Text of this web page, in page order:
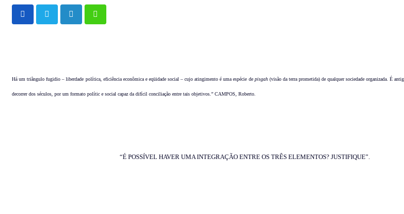
LinkedInWhatsapp
Há um triângulo fugidio – liberdade política, eficiência econômica e eqüidade social – cujo atingimento é uma espécie de pisgah(visão da terra prometida) de qualquer sociedade organizada. É
decorrer dos séculos, por um formato polític e social capaz da difícil conciliação entre tais objetivos.” CAMPOS, Roberto.
“É POSSÍVEL HAVER UMA INTEGRAÇÃO ENTRE OS TRÊS ELEMENTOS? JUSTIFIQUE”